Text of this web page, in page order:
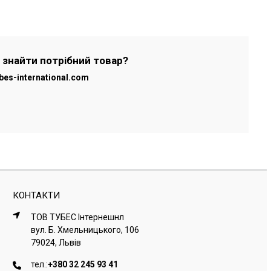
потрібний товар?
international.com
КОНТАКТИ
ТОВ ТУБЕС Iнтернешнл
вул. Б. Хмельницького, 106
79024, Львiв
тел.:+380 32 245 93 41